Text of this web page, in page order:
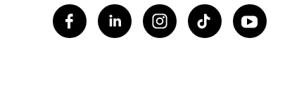
FacebookLinkedInInstagramTikToK